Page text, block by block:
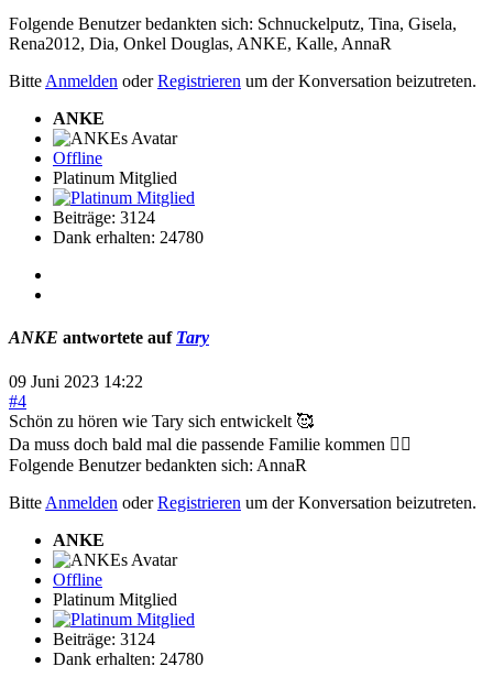
Folgende Benutzer bedankten sich: Schnuckelputz, Tina, Gisela,
Rena2012, Dia, Onkel Douglas, ANKE, Kalle, AnnaR
Bitte Anmelden oderRegistrieren um der Konversation beizutreten.
ANKE
Offline
Platinum Mitglied
Beiträge: 3124
Dank erhalten: 24780
ANKE antwortete auf Tary
09 Juni 2023 14:22
#4
Schön zu hören wie Tary sich entwickelt 🥰
Da muss doch bald mal die passende Familie kommen 👍🏻
Folgende Benutzer bedankten sich: AnnaR
Bitte Anmelden oderRegistrieren um der Konversation beizutreten.
ANKE
Offline
Platinum Mitglied
Beiträge: 3124
Dank erhalten: 24780